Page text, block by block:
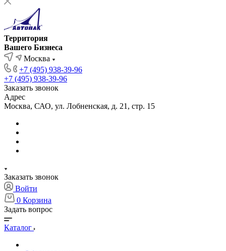
Территория
Вашего Бизнеса
Москва
+7 (495) 938-39-96
+7 (495) 938-39-96
Заказать звонок
Адрес
Москва, САО, ул. Лобненская, д. 21, стр. 15
Заказать звонок
Войти
0 Корзина
Задать вопрос
Каталог